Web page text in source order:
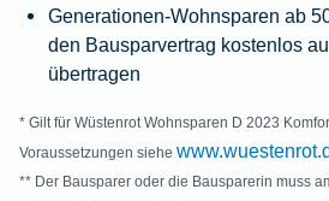
Generationen-Wohnsparen ab
den Bausparvertrag kostenlos
übertragen
* Gilt für Wüstenrot Wohnsparen D 2023
Voraussetzungen siehe
** Der Bausparer oder die Bausparerin muss